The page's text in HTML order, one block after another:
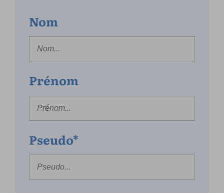
Nom
Prénom
Pseudo*